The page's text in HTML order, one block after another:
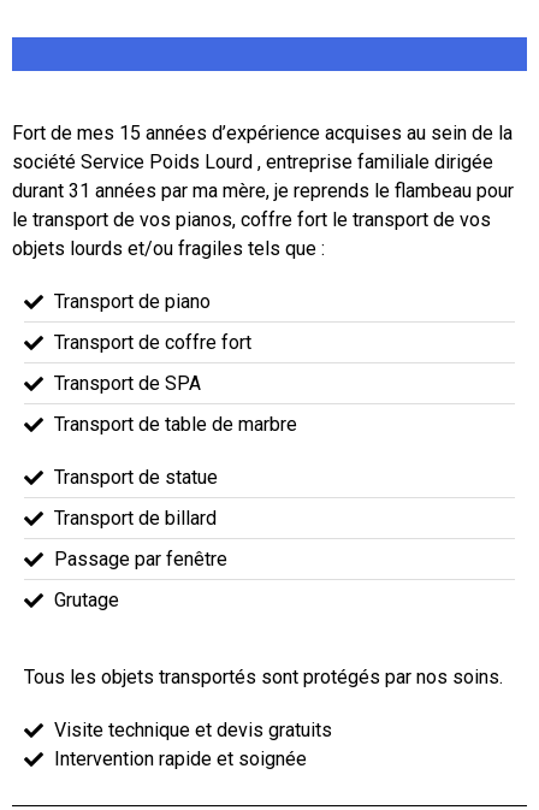
Fort de mes 15 années d’expérience acquises au sein de la
société Service Poids Lourd , entreprise familiale dirigée
durant 31 années par ma mère, je reprends le flambeau pour
le transport de vos pianos, coffre fort le transport de vos
objets lourds et/ou fragiles tels que :
Transport de piano
Transport de coffre fort
Transport de SPA
Transport de table de marbre
Transport de statue
Transport de billard
Passage par fenêtre
Grutage
Tous les objets transportés sont protégés par nos soins.
Visite technique et devis gratuits
Intervention rapide et soignée